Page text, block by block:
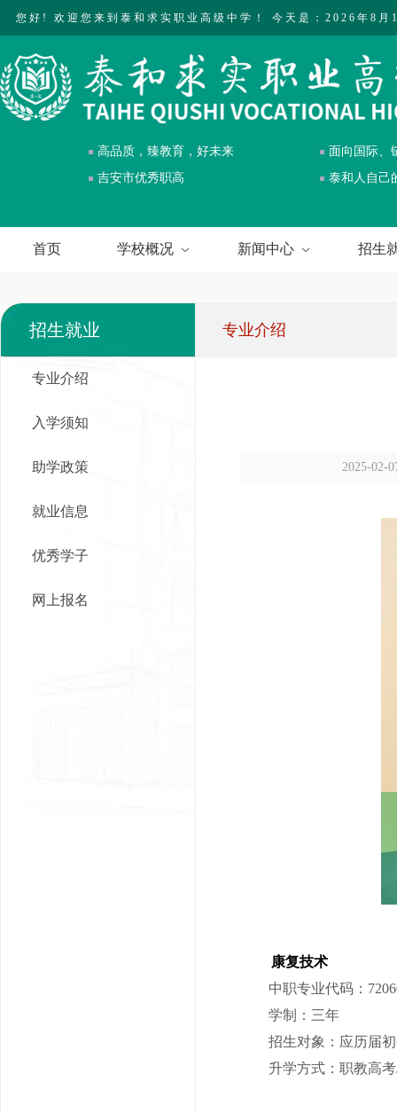
您好! 欢迎您来到泰和求实职业高级中学！ 今天是：2026年8月
高品质，臻教育，好未来
面向国际、
吉安市优秀职高
泰和人自己
首页 学校概况 新闻中心 招生
招生就业
专业介绍
入学须知
助学政策
就业信息
优秀学子
网上报名
专业介绍
2025-02-
康复技术
中职专业代码：
学制：三年
招生对象：应历届初
升学方式：职教高考/